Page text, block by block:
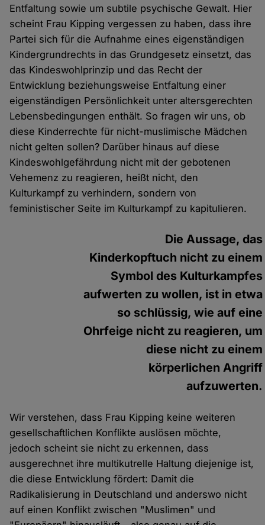
Entfaltung sowie um subtile psychische Gewalt. Hier
scheint Frau Kipping vergessen zu haben, dass ihre
Partei sich für die Aufnahme eines eigenständigen
Kindergrundrechts in das Grundgesetz einsetzt, das
das Kindeswohlprinzip und das Recht der
Entwicklung beziehungsweise Entfaltung einer
eigenständigen Persönlichkeit unter altersgerechten
Lebensbedingungen enthält. So fragen wir uns, ob
diese Kinderrechte für nicht-muslimische Mädchen
nicht gelten sollen? Darüber hinaus auf diese
Kindeswohlgefährdung nicht mit der gebotenen
Vehemenz zu reagieren, heißt nicht, den
Kulturkampf zu verhindern, sondern von
feministischer Seite im Kulturkampf zu kapitulieren.
Die Aussage, das
Kinderkopftuch nicht zu einem
Symbol des Kulturkampfes
aufwerten zu wollen, ist in etwa
so schlüssig, wie auf eine
Ohrfeige nicht zu reagieren, um
diese nicht zu einem
körperlichen Angriff
aufzuwerten.
Wir verstehen, dass Frau Kipping keine weiteren
gesellschaftlichen Konflikte auslösen möchte,
jedoch scheint sie nicht zu erkennen, dass
ausgerechnet ihre multikutrelle Haltung diejenige ist,
die diese Entwicklung fördert: Damit die
Radikalisierung in Deutschland und anderswo nicht
auf einen Konflikt zwischen "Muslimen" und